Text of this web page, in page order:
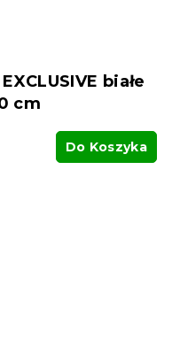
białe
cm
Do Koszyka